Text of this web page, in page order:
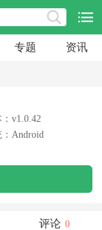
专题 资讯
：v1.0.42
：Android
评论 0